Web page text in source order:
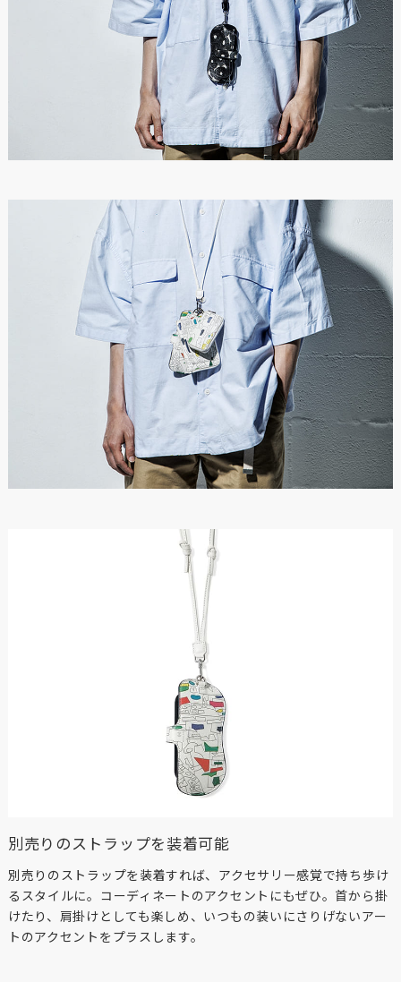
別売りのストラップを装着可能
別売りのストラップを装着すれば、アクセサリー感覚で持ち歩け
るスタイルに。コーディネートのアクセントにもぜひ。首から掛
けたり、肩掛けとしても楽しめ、いつもの装いにさりげないアー
トのアクセントをプラスします。